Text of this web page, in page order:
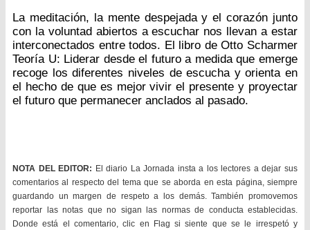
La meditación, la mente despejada y el corazón junto
con la voluntad abiertos a escuchar nos llevan a estar
interconectados entre todos. El libro de Otto Scharmer
Teoría U: Liderar desde el futuro a medida que emerge
recoge los diferentes niveles de escucha y orienta en
el hecho de que es mejor vivir el presente y proyectar
el futuro que permanecer anclados al pasado.
NOTA DEL EDITOR: El diario La Jornada insta a los lectores a dejar sus
comentarios al respecto del tema que se aborda en esta página, siempre
guardando un margen de respeto a los demás. También promovemos
reportar las notas que no sigan las normas de conducta establecidas.
Donde está el comentario, clic en Flag si siente que se le irrespetó y